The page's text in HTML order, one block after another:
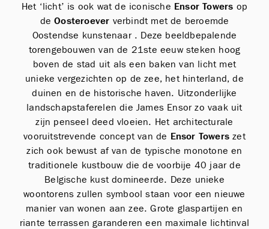
Het ‘licht’ is ook wat de iconische Ensor Towers op
deOosteroever verbindt met de beroemde
Oostendse kunstenaar . Deze beeldbepalende
torengebouwen van de 21ste eeuw steken hoog
boven de stad uit als een baken van licht met
unieke vergezichten op de zee, het hinterland, de
duinen en de historische haven. Uitzonderlijke
landschapstaferelen die James Ensor zo vaak uit
zijn penseel deed vloeien. Het architecturale
vooruitstrevende concept van de Ensor Towers zet
zich ook bewust af van de typische monotone en
traditionele kustbouw die de voorbije 40 jaar de
Belgische kust domineerde. Deze unieke
woontorens zullen symbool staan voor een nieuwe
manier van wonen aan zee. Grote glaspartijen en
riante terrassen garanderen een maximale lichtinval